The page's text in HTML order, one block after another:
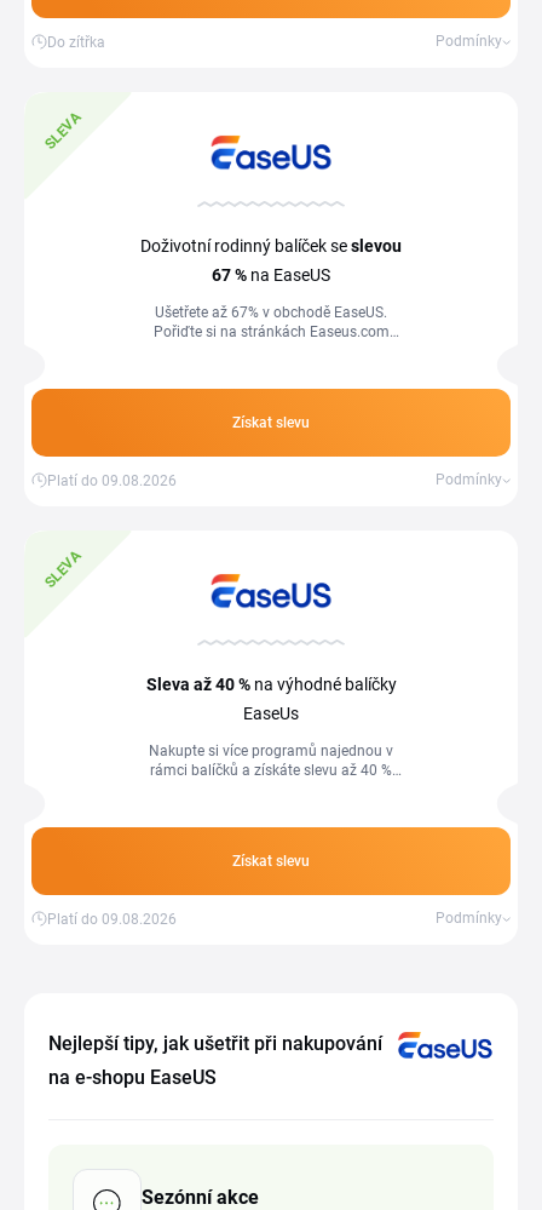
Do zítřka Podmínky
SLEVA
Doživotní rodinný balíček seslevou
67 % na EaseUS
Ušetřete až 67% v obchodě EaseUS.
Pořiďte si na stránkách Easeus.com
Získat slevu
Platí do 09.08.2026 Podmínky
SLEVA
Sleva až 40 %na výhodné balíčky
EaseUs
Nakupte si více programů najednou v
rámci balíčků a získáte slevu až 40 %
Získat slevu
Platí do 09.08.2026 Podmínky
Nejlepší tipy, jak ušetřit při nakupování
na e-shopu EaseUS
Sezónní akce